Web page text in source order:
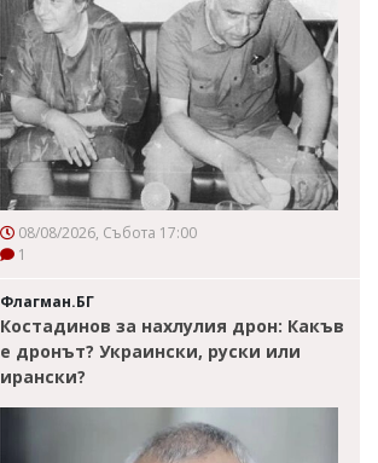
08/08/2026, Събота 17:00
1
Флагман.БГ
Костадинов за нахлулия дрон: Какъв
е дронът? Украински, руски или
ирански?